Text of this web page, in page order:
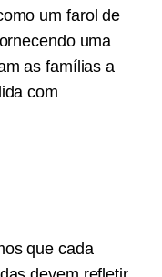
um farol de
uma
as famílias a
com
que cada